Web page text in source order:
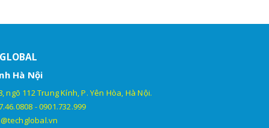
Hà Nội
ngõ 112 Trung Kính, P. Yên Hòa, Hà Nội.
-0901.732.999